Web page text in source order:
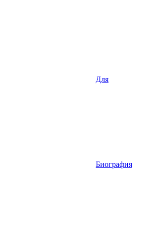
Для
Биография